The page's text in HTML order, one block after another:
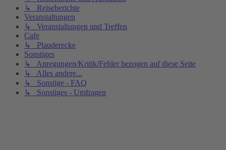
↳ Reiseberichte
Veranstaltungen
↳ Veranstaltungen und Treffen
Cafe
↳ Plauderecke
Sonstiges
↳ Anregungen/Kritik/Fehler bezogen auf diese Seite
↳ Alles andere...
↳ Sonstige - FAQ
↳ Sonstiges - Umfragen